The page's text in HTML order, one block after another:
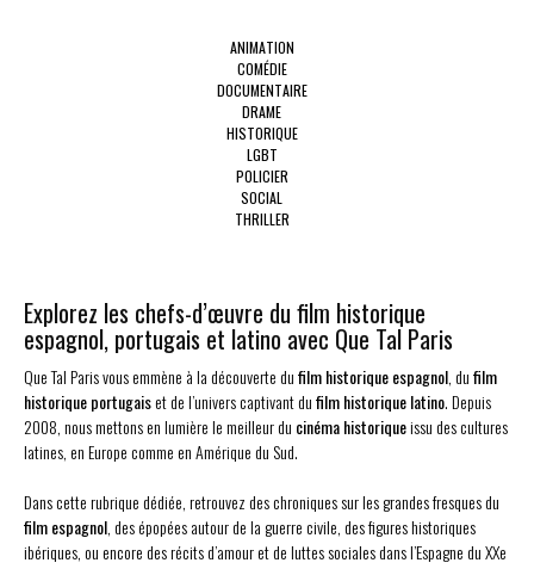
ANIMATION
COMÉDIE
DOCUMENTAIRE
DRAME
HISTORIQUE
LGBT
POLICIER
SOCIAL
THRILLER
Explorez les chefs-d’œuvre du film historique
espagnol, portugais et latino avec Que Tal Paris
Que Tal Paris vous emmène à la découverte dufilm historique espagnol, dufilm
historique portugaiset de l’univers captivant dufilm historique latino. Depuis
2008, nous mettons en lumière le meilleur du cinéma historiqueissu des cultures
latines, en Europe comme en Amérique du Sud.
Dans cette rubrique dédiée, retrouvez des chroniques sur les grandes fresques du
film espagnol, des épopées autour de la guerre civile, des figures historiques
ibériques, ou encore des récits d’amour et de luttes sociales dans l’Espagne du XXe